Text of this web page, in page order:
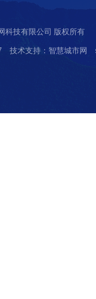
科技有限公司 版权所有
技术支持：智慧城市网